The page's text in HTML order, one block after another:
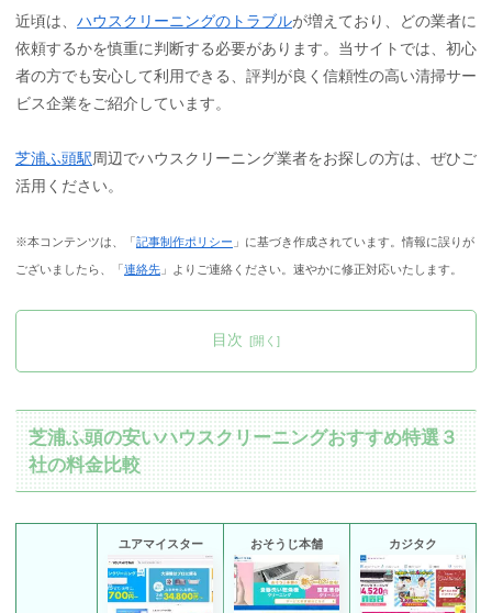
近頃は、 ハウスクリーニングのトラブルが増えており、どの業者に
依頼するかを慎重に判断する必要があります。当サイトでは、初心
者の方でも安心して利用できる、評判が良く信頼性の高い清掃サー
ビス企業をご紹介しています。
芝浦ふ頭駅 周辺でハウスクリーニング業者をお探しの方は、ぜひご
活用ください。
※本コンテンツは、「記事制作ポリシー 」に基づき作成されています。情報に誤りが
ございましたら、「連絡先 」よりご連絡ください。速やかに修正対応いたします。
目次
芝浦ふ頭の安いハウスクリーニングおすすめ特選３
社の料金比較
ユアマイスター おそうじ本舗 カジタク